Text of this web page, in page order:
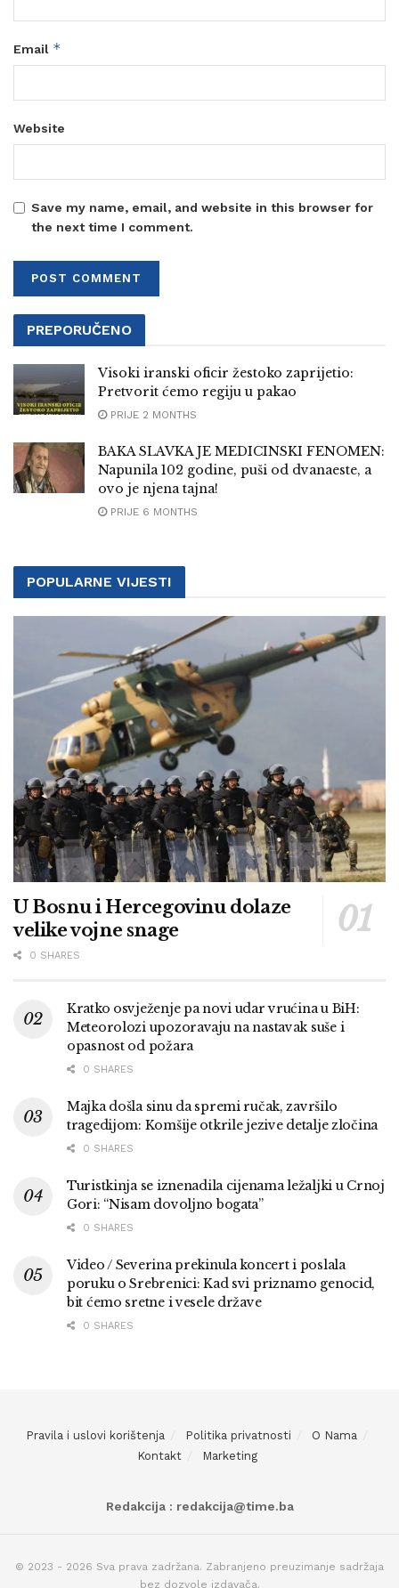
Email *
Website
Save my name, email, and website in this browser for
the next time I comment.
PREPORUČENO
Visoki iranski oficir žestoko zaprijetio:
Pretvorit ćemo regiju u pakao
PRIJE 2 MONTHS
BAKA SLAVKA JE MEDICINSKI FENOMEN:
Napunila 102 godine, puši od dvanaeste, a
ovo je njena tajna!
PRIJE 6 MONTHS
POPULARNE VIJESTI
U Bosnu i Hercegovinu dolaze
velike vojne snage
0 SHARES
Kratko osvježenje pa novi udar vrućina u BiH:
Meteorolozi upozoravaju na nastavak suše i
opasnost od požara
0 SHARES
Majka došla sinu da spremi ručak, završilo
tragedijom: Komšije otkrile jezive detalje zločina
0 SHARES
Turistkinja se iznenadila cijenama ležaljki u Crnoj
Gori: “Nisam dovoljno bogata”
0 SHARES
Video / Severina prekinula koncert i poslala
poruku o Srebrenici: Kad svi priznamo genocid,
bit ćemo sretne i vesele države
0 SHARES
Pravila i uslovi korištenja Politika privatnosti
O Nama
Kontakt
Marketing
Redakcija : redakcija@time.ba
© 2023 - 2026 Sva prava zadržana. Zabranjeno preuzimanje sadržaja
bez dozvole izdavača.